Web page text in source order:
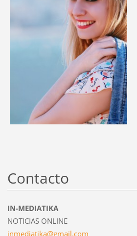
Contacto
IN-MEDIATIKA
NOTICIAS ONLINE
inmediatika@gmail.com